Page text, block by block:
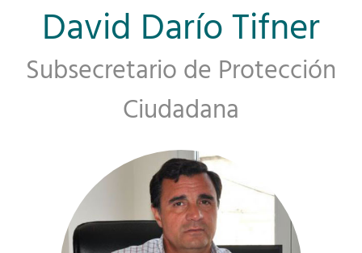
David Darío Tifner
Subsecretario de Protección
Ciudadana